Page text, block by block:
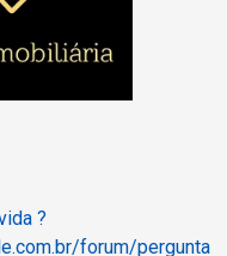
?
forum/pergunta